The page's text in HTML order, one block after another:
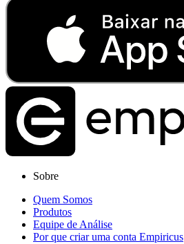
Sobre
Quem Somos
Produtos
Equipe de Análise
Por que criar uma conta Empiricus